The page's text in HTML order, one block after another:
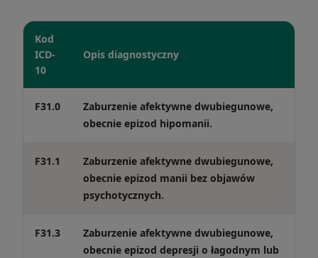
Kod
ICD-
10
Opis diagnostyczny
F31.0
Zaburzenie afektywne dwubiegunowe,
obecnie epizod hipomanii.
F31.1
Zaburzenie afektywne dwubiegunowe,
obecnie epizod manii bez objawów
psychotycznych.
F31.3
Zaburzenie afektywne dwubiegunowe,
obecnie epizod depresji o łagodnym lub